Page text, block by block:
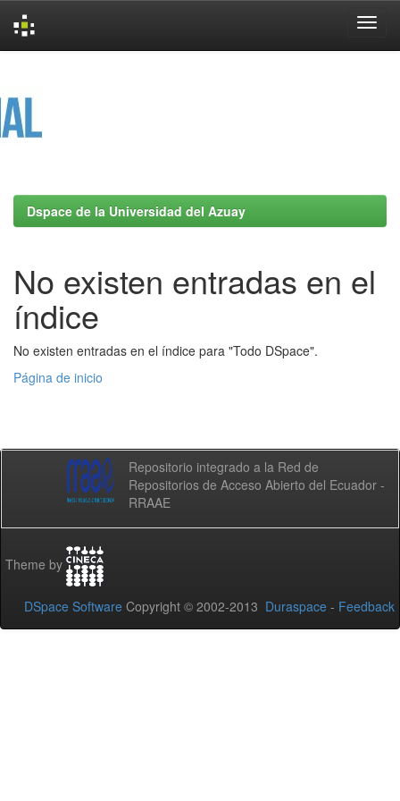
Dspace de la Universidad del Azuay
No existen entradas en el
índice
No existen entradas en el índice para "Todo DSpace".
Página de inicio
Repositorio integrado a la Red de
Repositorios de Acceso Abierto del Ecuador -
RRAAE
Theme by
DSpace Software Copyright © 2002-2013 Duraspace - Feedback